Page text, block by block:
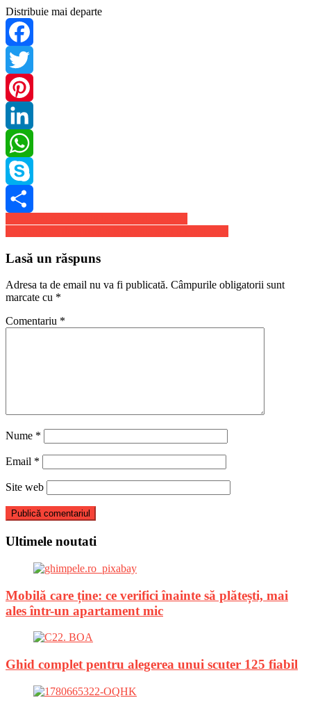
Distribuie mai departe
Facebook
Twitter
Pinterest
LinkedIn
WhatsApp
Skype
Share
Navigare
în
articole
Lasă un răspuns
Adresa ta de email nu va fi publicată. Câmpurile obligatorii sunt
marcate cu *
Comentariu *
Nume *
Email *
Site web
Ultimele noutati
Mobilă care ține: ce verifici înainte să plătești, mai
ales într-un apartament mic
Ghid complet pentru alegerea unui scuter 125 fiabil